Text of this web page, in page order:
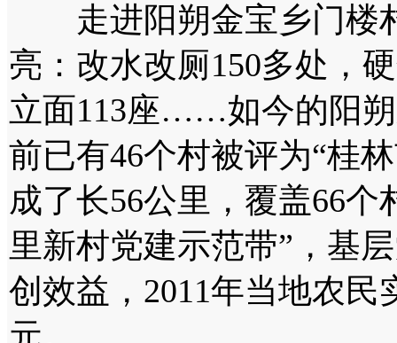
走进阳朔金宝乡门楼
亮：改水改厕150多处，
立面113座……如今的阳
前已有46个村被评为“桂
成了长56公里，覆盖66个
里新村党建示范带”，基
创效益，2011年当地农民